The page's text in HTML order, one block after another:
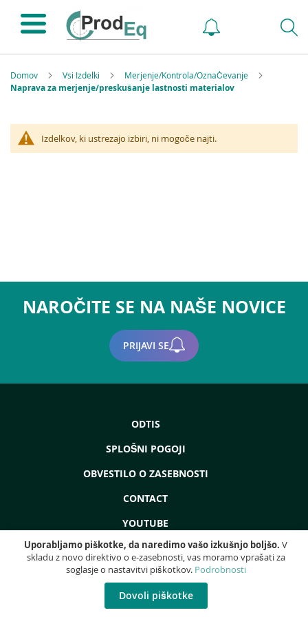
Uporabljamo piškotke, da naredimo vašo izkušnjo boljšo. V
skladu z novo direktivo o e-zasebnosti, vas moramo vprašati za
soglasje o nastavitvi piškotkov. Podrobnosti
Dovoli piškotke
Domov Vsi Izdelki Merjenje/Kontrola/OznaĊevanje
Naprava za merjenje/preskušanje lastnosti materialov
Izdelkov, ki ustrezajo izbiri, ni mogoče najti.
NAROČITE SE NA NAŠE NOVICE
PRIJAVI SE
ODTIS
SPLOŠNI POGOJI
OBVESTILO O ZASEBNOSTI
CONTACT
YOUTUBE
Copyright © 2022 - ProdEq Group: Rabljeni Stroji - Remont - Likvidacija - Vse